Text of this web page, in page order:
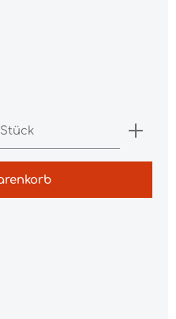
gewünschten
Stück